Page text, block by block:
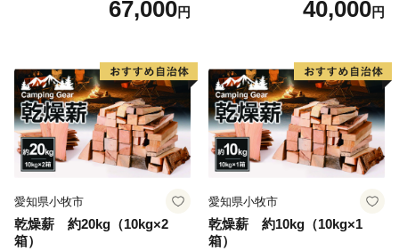
67,000円
プ バーベキュー BBQ 鉄板
40,000円
愛知県小牧市
乾燥薪 約20kg（10kg×2
箱）
愛知県小牧市
乾燥薪 約10kg（10kg×1
箱）